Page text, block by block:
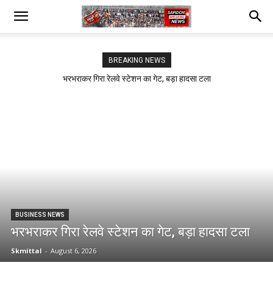
BREAKING NEWS
भरभराकर गिरा रेलवे स्टेशन का गेट, बड़ा हादसा टला
BUSINESS NEWS
भरभराकर गिरा रेलवे स्टेशन का गेट, बड़ा हादसा टला
Skmittal - August 6, 2026